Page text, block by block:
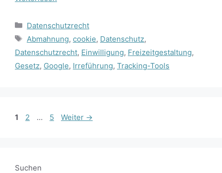
Kategorien
Datenschutzrecht
Schlagwörter
Abmahnung, cookie, Datenschutz,
Datenschutzrecht, Einwilligung, Freizeitgestaltung,
Gesetz, Google, Irreführung, Tracking-Tools
Seite
1 Seite
2 … Seite
5 Weiter →
Suchen